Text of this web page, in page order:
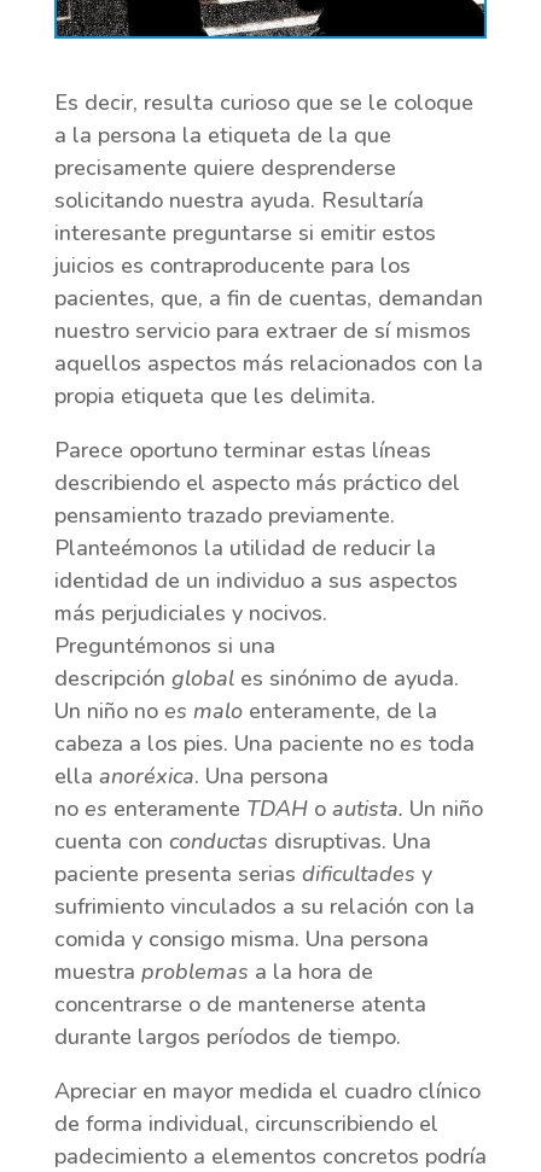
Es decir, resulta curioso que se le coloque
a la persona la etiqueta de la que
precisamente quiere desprenderse
solicitando nuestra ayuda. Resultaría
interesante preguntarse si emitir estos
juicios es contraproducente para los
pacientes, que, a fin de cuentas, demandan
nuestro servicio para extraer de sí mismos
aquellos aspectos más relacionados con la
propia etiqueta que les delimita.
Parece oportuno terminar estas líneas
describiendo el aspecto más práctico del
pensamiento trazado previamente.
Planteémonos la utilidad de reducir la
identidad de un individuo a sus aspectos
más perjudiciales y nocivos.
Preguntémonos si una
descripción globales sinónimo de ayuda.
Un niño no es maloenteramente, de la
cabeza a los pies. Una paciente no es toda
ella anoréxica. Una persona
no es enteramente TDAH o autista. Un niño
cuenta con conductas disruptivas. Una
paciente presenta serias dificultades y
sufrimiento vinculados a su relación con la
comida y consigo misma. Una persona
muestra problemas a la hora de
concentrarse o de mantenerse atenta
durante largos períodos de tiempo.
Apreciar en mayor medida el cuadro clínico
de forma individual, circunscribiendo el
padecimiento a elementos concretos podría